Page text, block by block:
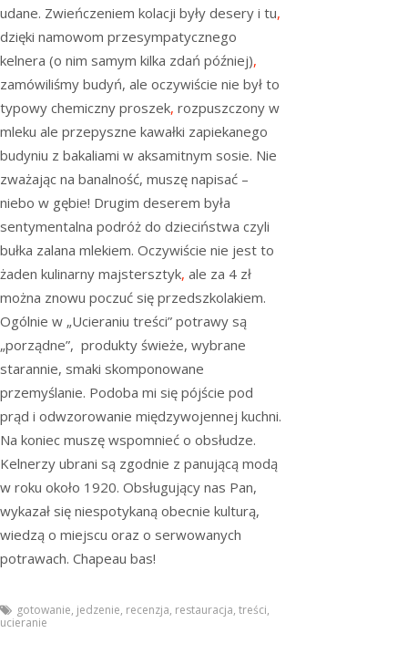
udane. Zwieńczeniem kolacji były desery i tu,
dzięki namowom przesympatycznego
kelnera (o nim samym kilka zdań później),
zamówiliśmy budyń, ale oczywiście nie był to
typowy chemiczny proszek, rozpuszczony w
mleku ale przepyszne kawałki zapiekanego
budyniu z bakaliami w aksamitnym sosie. Nie
zważając na banalność, muszę napisać –
niebo w gębie! Drugim deserem była
sentymentalna podróż do dzieciństwa czyli
bułka zalana mlekiem. Oczywiście nie jest to
żaden kulinarny majstersztyk, ale za 4 zł
można znowu poczuć się przedszkolakiem.
Ogólnie w „Ucieraniu treści” potrawy są
„porządne”, produkty świeże, wybrane
starannie, smaki skomponowane
przemyślanie. Podoba mi się pójście pod
prąd i odwzorowanie międzywojennej kuchni.
Na koniec muszę wspomnieć o obsłudze.
Kelnerzy ubrani są zgodnie z panującą modą
w roku około 1920. Obsługujący nas Pan,
wykazał się niespotykaną obecnie kulturą,
wiedzą o miejscu oraz o serwowanych
potrawach. Chapeau bas!
gotowanie, jedzenie, recenzja, restauracja, treści,
ucieranie